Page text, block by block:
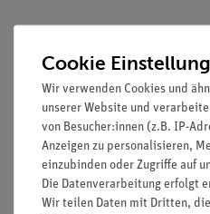
Lieferumfang
Media / Downloads
Cookie
Wir verwenden Cookies und
unserer Website und
von Besucher:innen (z.B. IP-
Anzeigen zu personalisieren,
einzubinden oder Zugriffe auf
Die Datenverarbeitung erfolgt
Wir teilen Daten mit Dritten,